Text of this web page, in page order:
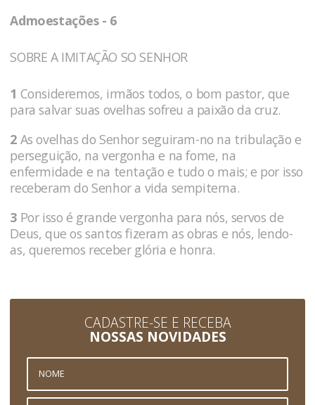
Admoestações - 6
SOBRE A IMITAÇÃO SO SENHOR
1 Consideremos, irmãos todos, o bom pastor, que
para salvar suas ovelhas sofreu a paixão da cruz.
2 As ovelhas do Senhor seguiram-no na tribulação e
perseguição, na vergonha e na fome, na
enfermidade e na tentação e tudo o mais; e por isso
receberam do Se­nhor a vida sempiterna.
3 Por isso é gran­de vergonha para nós, servos de
Deus, que os santos fi­zeram as obras e nós, lendo-
as, queremos receber glória e honra.
CADASTRE-SE E RECEBA
NOSSAS NOVIDADES